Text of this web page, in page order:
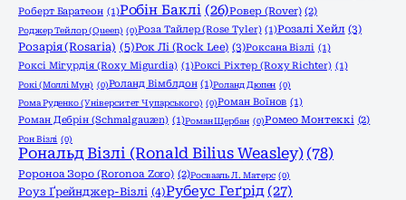
Роберт Баратеон (1)Робін Баклі (26)Ровер (Rover) (2)
Роджер Тейлор (Queen) (0)Роза Тайлер (Rose Tyler) (1)Розалі Хейл (3)
Розарія (Rosaria) (5)Рок Лі (Rock Lee) (3)Роксана Візлі (1)
Роксі Мігурдія (Roxy Migurdia) (1)Роксі Ріхтер (Roxy Richter) (1)
Рокі (Моллі Мун) (0)Роланд Вімблдон (1)Роланд Дюпен (0)
Рома Руденко (Університет Чупарського) (0)Роман Воїнов (1)
Роман Дебрін (Schmalgauzen) (1)Роман Щербан (0)Ромео Монтеккі (2)
Рон Візлі (0)
Рональд Візлі (Ronald Bilius Weasley) (78)
Ророноа Зоро (Roronoa Zoro) (2)Росвааль Л. Матерс (0)
Роуз Ґрейнджер-Візлі (4)Рубеус Геґрід (27)